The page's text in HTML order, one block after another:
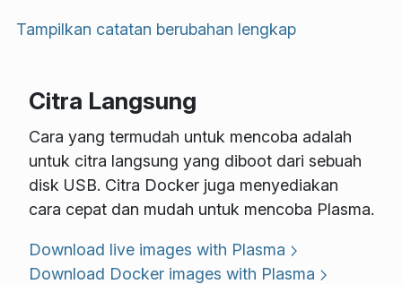
Tampilkan catatan berubahan lengkap
Citra Langsung
Cara yang termudah untuk mencoba adalah
untuk citra langsung yang diboot dari sebuah
disk USB. Citra Docker juga menyediakan
cara cepat dan mudah untuk mencoba Plasma.
Download live images with Plasma
Download Docker images with Plasma